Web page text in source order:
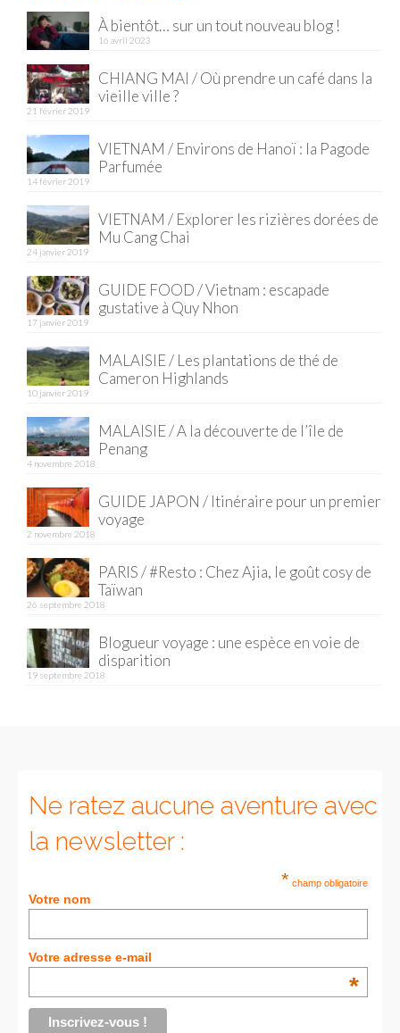
Vietnam
Baie d’Halong
Hanoi
Mai Chau
Ninh Binh
EUROPE
La Réunion
Poitou
Savoie
Allemagne
Munich
Lisbonne
Royaume-Uni
– Berlin
– Munich
À bientôt… sur un tout nouveau blog !
16 avril 2023
CHIANG MAI / Où prendre un café dans la
vieille ville ?
21 février 2019
VIETNAM / Environs de Hanoï : la Pagode
Parfumée
14 février 2019
VIETNAM / Explorer les rizières dorées de
Mu Cang Chai
24 janvier 2019
GUIDE FOOD / Vietnam : escapade
gustative à Quy Nhon
17 janvier 2019
MALAISIE / Les plantations de thé de
Cameron Highlands
10 janvier 2019
MALAISIE / A la découverte de l’île de
Penang
4 novembre 2018
GUIDE JAPON / Itinéraire pour un premier
voyage
2 novembre 2018
PARIS / #Resto : Chez Ajia, le goût cosy de
Taïwan
26 septembre 2018
Blogueur voyage : une espèce en voie de
disparition
19 septembre 2018
Ne ratez aucune aventure avec
la newsletter :
* champ obligatoire
Votre nom
Votre adresse e-mail
*